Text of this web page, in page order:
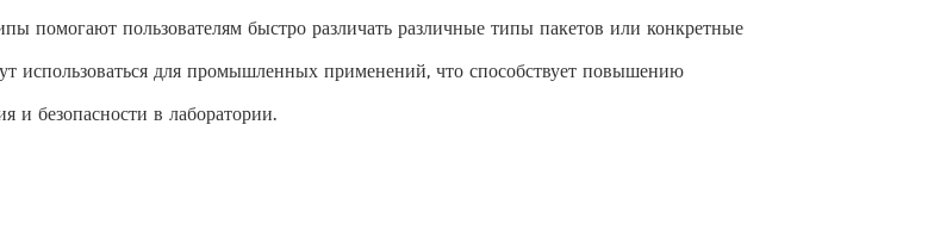
помогают пользователям быстро различать различные типы пакетов или конкретные
использоваться для промышленных применений, что способствует повышению
и безопасности в лаборатории.